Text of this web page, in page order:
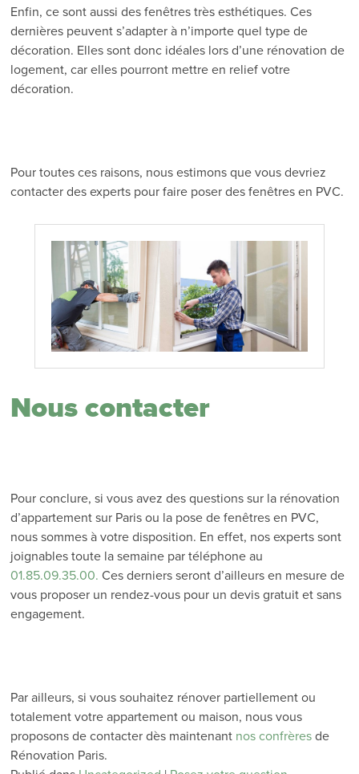
Enfin, ce sont aussi des fenêtres très esthétiques. Ces
dernières peuvent s’adapter à n’importe quel type de
décoration. Elles sont donc idéales lors d’une rénovation de
logement, car elles pourront mettre en relief votre
décoration.
Pour toutes ces raisons, nous estimons que vous devriez
contacter des experts pour faire poser des fenêtres en PVC.
Nous contacter
Pour conclure, si vous avez des questions sur la rénovation
d’appartement sur Paris ou la pose de fenêtres en PVC,
nous sommes à votre disposition. En effet, nos experts sont
joignables toute la semaine par téléphone au
01.85.09.35.00. Ces derniers seront d’ailleurs en mesure de
vous proposer un rendez-vous pour un devis gratuit et sans
engagement.
Par ailleurs, si vous souhaitez rénover partiellement ou
totalement votre appartement ou maison, nous vous
proposons de contacter dès maintenant nos confrères de
Rénovation Paris.